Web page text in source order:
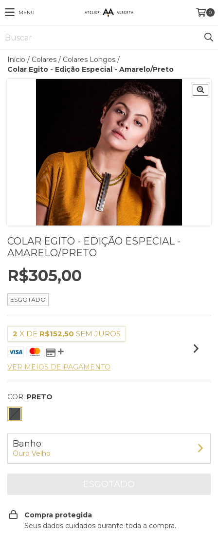
MENU 0
Início / Colares / Colares Longos /
Colar Egito - Edição Especial - Amarelo/Preto
COLAR EGITO - EDIÇÃO ESPECIAL -
AMARELO/PRETO
R$305,00
ESGOTADO
2 X DE R$152,50 SEM JUROS
VER MEIOS DE PAGAMENTO
COR: PRETO
Banho:
Ouro Velho
Compra protegida
Seus dados cuidados durante toda a compra.